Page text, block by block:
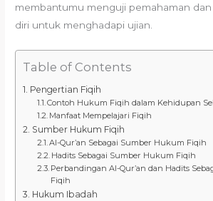
membantumu menguji pemahaman
diri untuk menghadapi ujian.
Table of Contents
Pengertian Fiqih
Contoh Hukum Fiqih dalam Kehidupan
Manfaat Mempelajari Fiqih
Sumber Hukum Fiqih
Al-Qur’an Sebagai Sumber Hukum Fiqih
Hadits Sebagai Sumber Hukum Fiqih
Perbandingan Al-Qur’an dan Hadits
Fiqih
Hukum Ibadah